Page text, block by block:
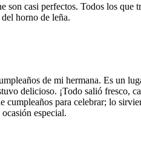
son casi perfectos. Todos los
horno de leña.
de mi hermana. Es un
delicioso. ¡Todo salió
para celebrar; lo
especial.